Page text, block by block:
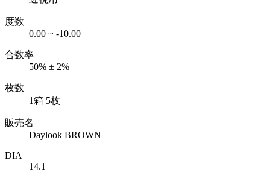
度数
0.00 ~ -10.00
合数率
50% ± 2%
枚数
1箱 5枚
販売名
Daylook BROWN
DIA
14.1